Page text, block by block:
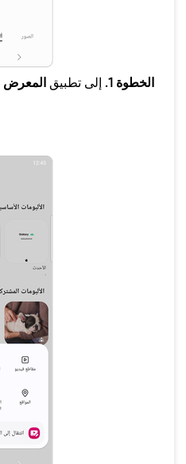
الخطوة 1. إلى تطبيق المعرض